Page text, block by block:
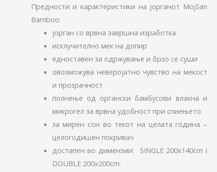
Предности и карактеристики на јорганот MojSan
Bamboo:
јорган со врвна завршна изработка
исклучително мек на допир
едноставен за одржување и брзо се суши
овозможува неверојатно чувство на мекост
и прозрачност
полнење од органски бамбусови влакна и
микрогел за врвна удобност при спиењето
за мирен сон во текот на целата година –
целогодишен покривач
достапен во димензии: SINGLE 200x140cm i
DOUBLE 200x200cm.